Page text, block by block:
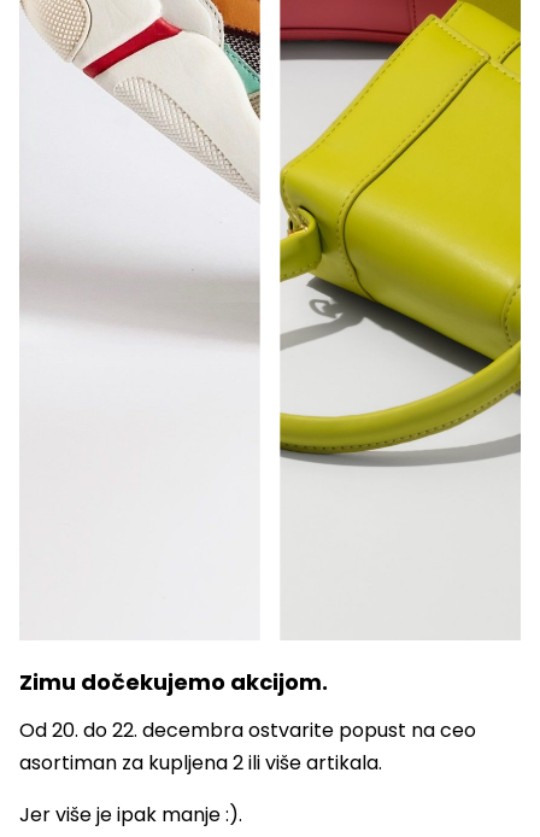
Zimu dočekujemo akcijom.
Od 20. do 22. decembra ostvarite popust na ceo
asortiman za kupljena 2 ili više artikala.
Jer više je ipak manje :).